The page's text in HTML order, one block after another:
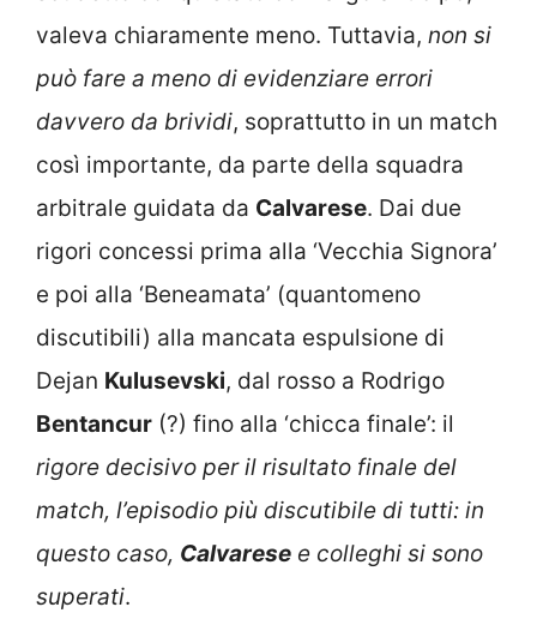
valeva chiaramente meno. Tuttavia, non si
può fare a meno di evidenziare errori
davvero da brividi, soprattutto in un match
così importante, da parte della squadra
arbitrale guidata da Calvarese. Dai due
rigori concessi prima alla ‘Vecchia Signora’
e poi alla ‘Beneamata’ (quantomeno
discutibili) alla mancata espulsione di
Dejan Kulusevski, dal rosso a Rodrigo
Bentancur (?) fino alla ‘chicca finale’: il
rigore decisivo per il risultato finale del
match, l’episodio più discutibile di tutti: in
questo caso, Calvarese e colleghi si sono
superati.